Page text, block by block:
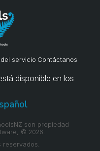
servicio Contáctanos
disponible en los
son propiedad
© 2026.
reservados.